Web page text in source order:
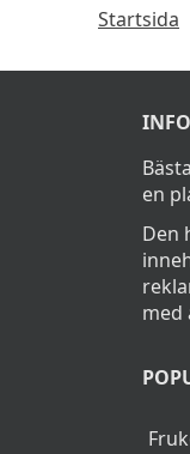
Startsida
INFO
en
Den
med